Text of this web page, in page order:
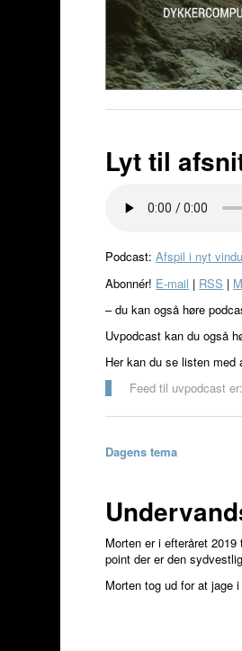
Lyt til
Podcast:Afspil i nyt
Abonnér! E-mail | RSS |
– du kan også høre
Uvpodcast kan du også
Her kan du se listen
Feed til uvpodcast
Dagens tema
Morten er i efteråret
point der er den
Morten tog ud for at jage